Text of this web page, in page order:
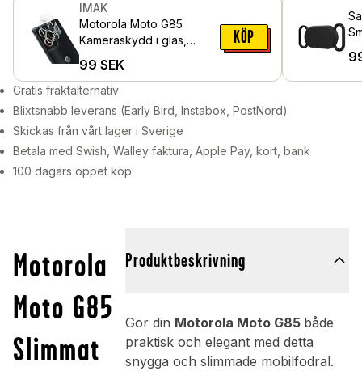
IMAK
Motorola Moto G85
Kameraskydd i glas,
99 SEK
KÖP
Gratis fraktalternativ
Blixtsnabb leverans (Early Bird, Instabox, PostNord)
Skickas från vårt lager i Sverige
Betala med Swish, Walley faktura, Apple Pay, kort, bank
100 dagars öppet köp
Motorola
Moto G85
Slimmat
Produktbeskrivning
Gör din Motorola Moto G85 både
praktisk och elegant med detta
snygga och slimmade mobilfodral.